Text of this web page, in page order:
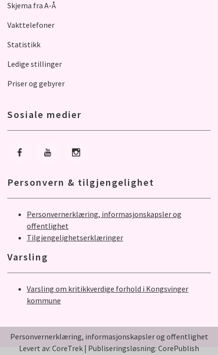
Skjema fra A-Å
Vakttelefoner
Statistikk
Ledige stillinger
Priser og gebyrer
Sosiale medier
Gå til Facebook
Gå til YoutubeGå til Instagram
Personvern & tilgjengelighet
Personvernerklæring, informasjonskapsler og
offentlighet
Tilgjengelighetserklæringer
Varsling
Varsling om kritikkverdige forhold i Kongsvinger
kommune
Personvernerklæring, informasjonskapsler og offentlighet
Levert av: CoreTrek | Publiseringsløsning: CorePublish